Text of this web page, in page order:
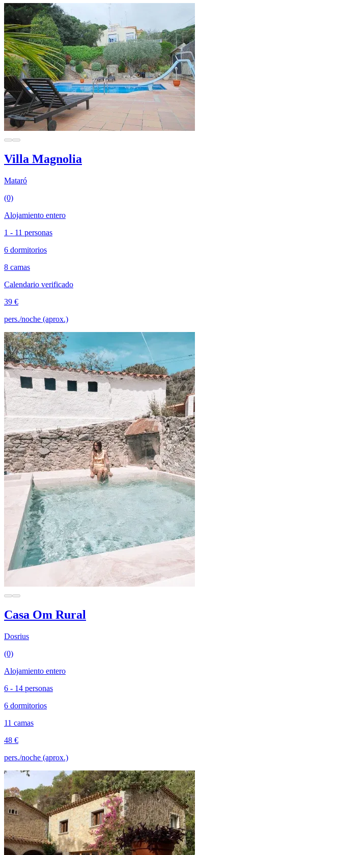
Villa Magnolia
Mataró
(0)
Alojamiento entero
1 - 11 personas
6 dormitorios
8 camas
Calendario verificado
39 €
pers./noche (aprox.)
Casa Om Rural
Dosrius
(0)
Alojamiento entero
6 - 14 personas
6 dormitorios
11 camas
48 €
pers./noche (aprox.)